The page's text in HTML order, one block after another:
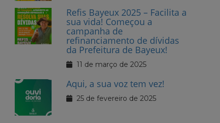
Refis Bayeux 2025 – Facilita a
sua vida! Começou a
campanha de
refinanciamento de dívidas
da Prefeitura de Bayeux!
11 de março de 2025
Aqui, a sua voz tem vez!
25 de fevereiro de 2025